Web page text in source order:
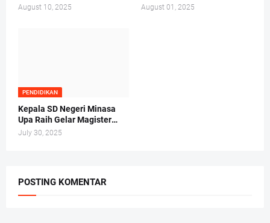
2025/2026 di Hotel Whiz
August 10, 2025
Nasional Tahun 2025
August 01, 2025
PENDIDIKAN
Kepala SD Negeri Minasa
Upa Raih Gelar Magister
Hukum Tepat di Hari Anak
July 30, 2025
POSTING KOMENTAR